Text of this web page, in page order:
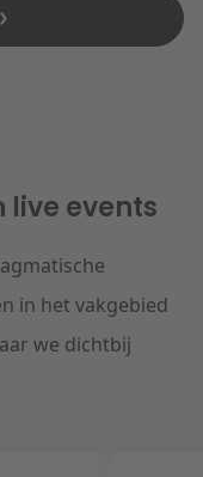
live events
in het vakgebied
we dichtbij